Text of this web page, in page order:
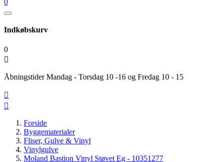
0
Indkøbskurv
0

Åbningstider Mandag - Torsdag 10 -16 og Fredag 10 - 15


Forside
Byggematerialer
Fliser, Gulve & Vinyl
Vinylgulve
Moland Bastion Vinyl Støvet Eg - 10351277